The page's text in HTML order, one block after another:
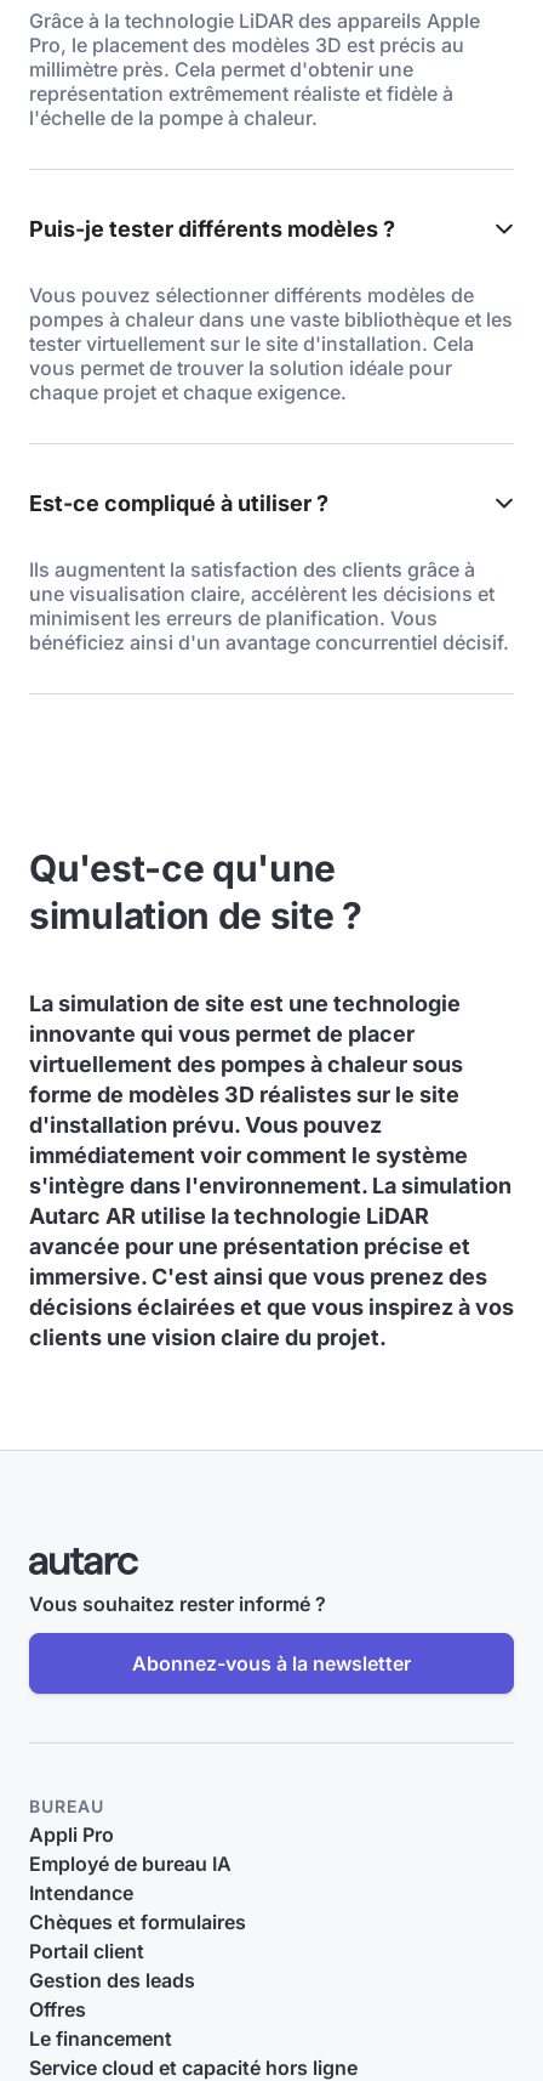
Grâce à la technologie LiDAR des appareils Apple
Pro, le placement des modèles 3D est précis au
millimètre près. Cela permet d'obtenir une
représentation extrêmement réaliste et fidèle à
l'échelle de la pompe à chaleur.
Puis-je tester différents modèles ?
Vous pouvez sélectionner différents modèles de
pompes à chaleur dans une vaste bibliothèque et les
tester virtuellement sur le site d'installation. Cela
vous permet de trouver la solution idéale pour
chaque projet et chaque exigence.
Est-ce compliqué à utiliser ?
Ils augmentent la satisfaction des clients grâce à
une visualisation claire, accélèrent les décisions et
minimisent les erreurs de planification. Vous
bénéficiez ainsi d'un avantage concurrentiel décisif.
Qu'est-ce qu'une
simulation de site ?
La simulation de site est une technologie
innovante qui vous permet de placer
virtuellement des pompes à chaleur sous
forme de modèles 3D réalistes sur le site
d'installation prévu. Vous pouvez
immédiatement voir comment le système
s'intègre dans l'environnement. La simulation
Autarc AR utilise la technologie LiDAR
avancée pour une présentation précise et
immersive. C'est ainsi que vous prenez des
décisions éclairées et que vous inspirez à vos
clients une vision claire du projet.
Vous souhaitez rester informé ?
Abonnez-vous à la newsletter
BUREAU
Appli Pro
Employé de bureau IA
Intendance
Chèques et formulaires
Portail client
Gestion des leads
Offres
Le financement
Service cloud et capacité hors ligne